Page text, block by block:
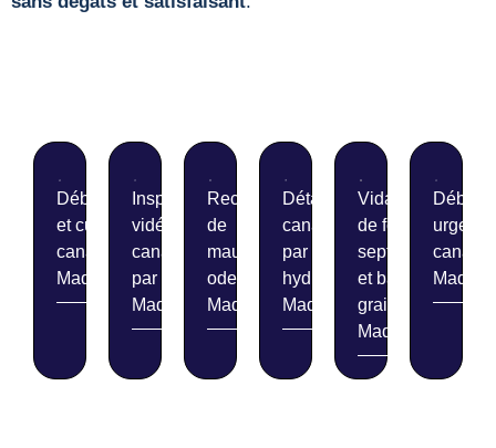
Débouchage
et curage de
canalisations
Madirac
Inspection
vidéo de
canalisations
par caméra
Madirac
Recherche
de
mauvaises
odeurs
Madirac
Détartrage de
canalisations
par
hydrocurage
Madirac
Vidange
de fosses
septiques
et bacs à
graisse
Madirac
urgent
Madirac